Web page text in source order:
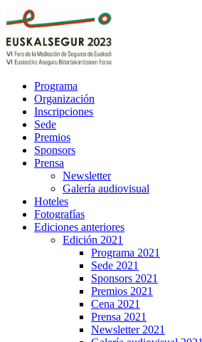
Programa
Organización
Inscripciones
Sede
Premios
Sponsors
Prensa
Newsletter
Galería audiovisual
Hoteles
Fotografías
Ediciones anteriores
Edición 2021
Programa 2021
Sede 2021
Sponsors 2021
Premios 2021
Cena 2021
Prensa 2021
Newsletter 2021